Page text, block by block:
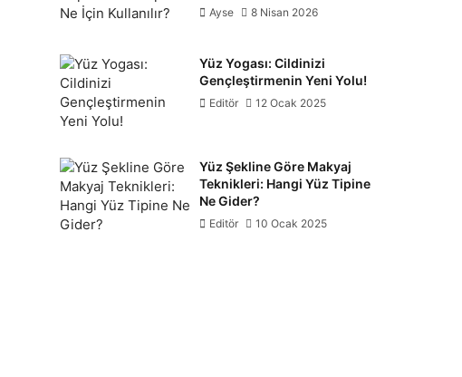
Ayse 8 Nisan 2026
Yüz Yogası: Cildinizi
Gençleştirmenin Yeni Yolu!
Editör 12 Ocak 2025
Yüz Şekline Göre Makyaj
Teknikleri: Hangi Yüz Tipine
Ne Gider?
Editör 10 Ocak 2025